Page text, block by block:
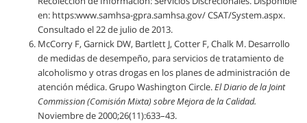
en: https:www.samhsa-gpra.samhsa.gov/ CSAT/System.aspx.
Consultado el 22 de julio de 2013.
McCorry F, Garnick DW, Bartlett J, Cotter F, Chalk M. Desarrollo
de medidas de desempeño, para servicios de tratamiento de
alcoholismo y otras drogas en los planes de administración de
atención médica. Grupo Washington Circle.El Diario de la Joint
Commission (Comisión Mixta) sobre Mejora de la Calidad.
Noviembre de 2000;26(11):633–43.